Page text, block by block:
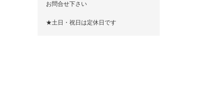
お問合せ下さい
★土日・祝日は定休日です